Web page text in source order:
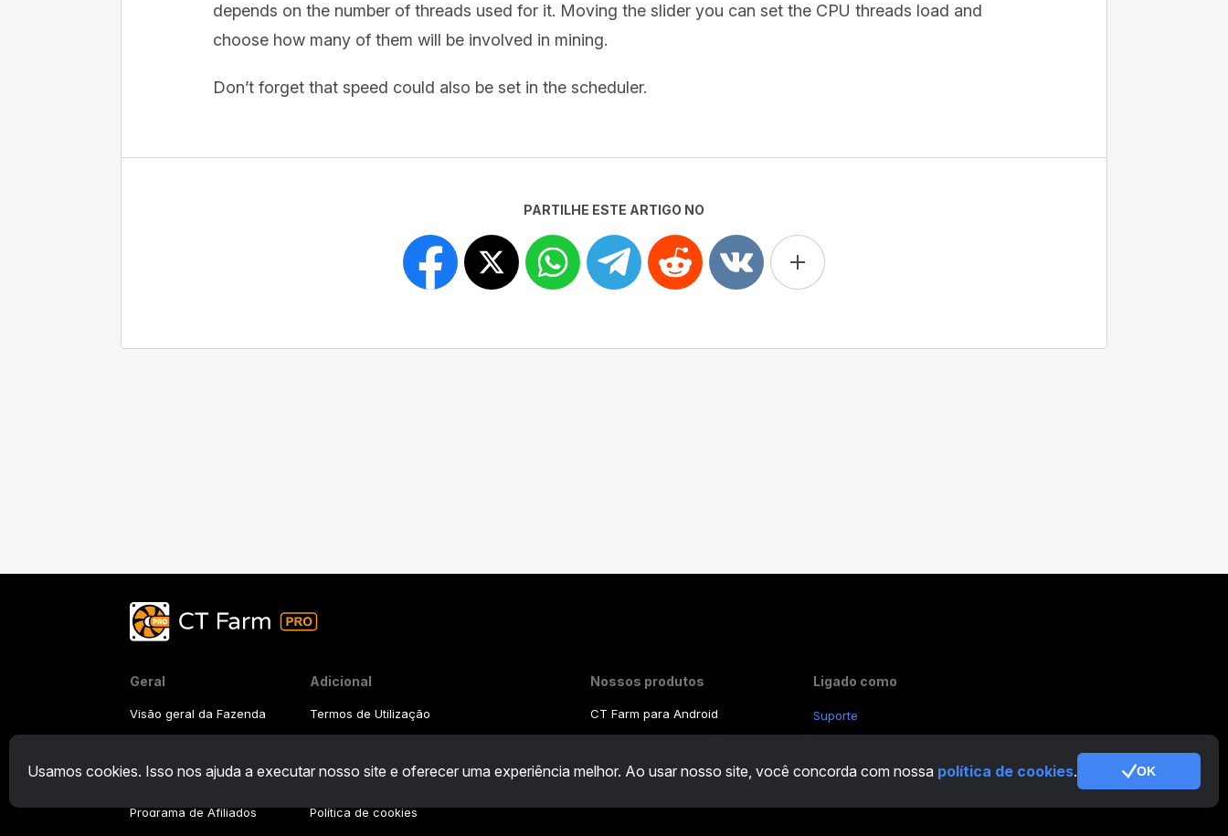
depends on the number of threads used for it. Moving the slider you can set the CPU threads load and
choose how many of them will be involved in mining.
Don’t forget that speed could also be set in the scheduler.
PARTILHE ESTE ARTIGO NO
Usamos cookies. Isso nos ajuda a executar nosso site e oferecer uma experiência melhor. Ao usar nosso site, você concorda com nossa política de cookies. OK
Geral
Visão geral da Fazenda
CryptoTab
Programa de Afiliados
Adicional
Termos de Utilização
Política de Privacidade
Política de cookies
Nossos produtos
CT Farm para Android
Versão Web do CT Farm PRO
Ligado como
Suporte